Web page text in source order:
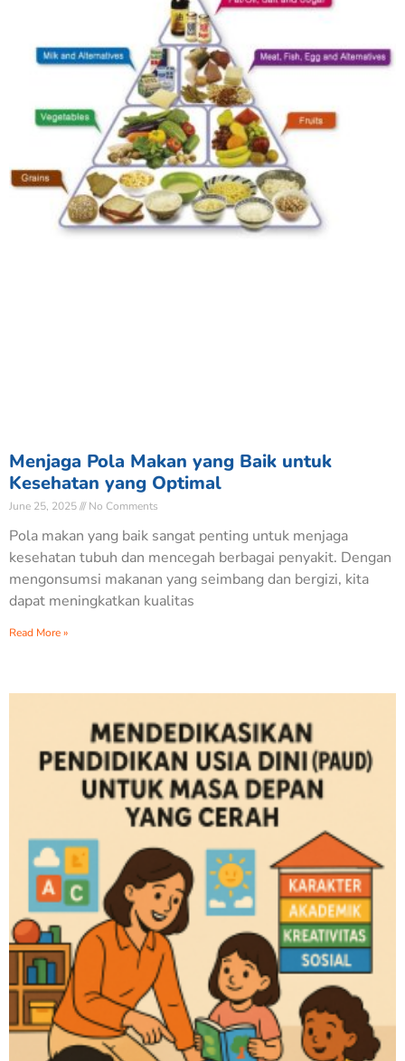
Menjaga Pola Makan yang Baik untuk
Kesehatan yang Optimal
June 25, 2025 No Comments
Pola makan yang baik sangat penting untuk menjaga
kesehatan tubuh dan mencegah berbagai penyakit. Dengan
mengonsumsi makanan yang seimbang dan bergizi, kita
dapat meningkatkan kualitas
Read More »